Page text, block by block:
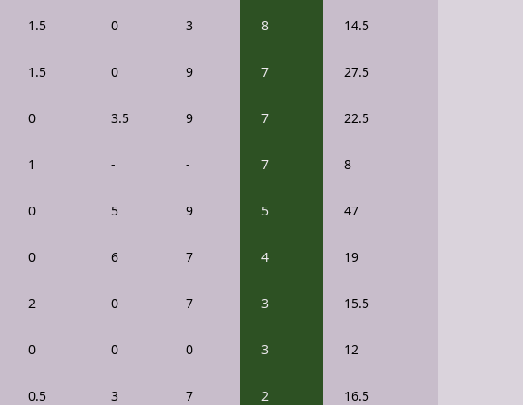
1.5 0 3 8 14.5
1.5 0 9 7 27.5
0 3.5 9 7 22.5
1 - - 7 8
0 5 9 5 47
0 6 7 4 19
2 0 7 3 15.5
0 0 0 3 12
0.5 3 7 2 16.5